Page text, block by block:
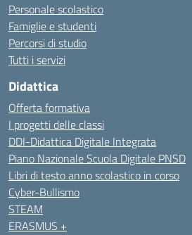
Personale scolastico
Famiglie e studenti
Percorsi di studio
Tutti i servizi
Didattica
Offerta formativa
I progetti delle classi
DDI-Didattica Digitale Integrata
Piano Nazionale Scuola Digitale PNSD
Libri di testo anno scolastico in corso
Cyber-Bullismo
STEAM
ERASMUS +